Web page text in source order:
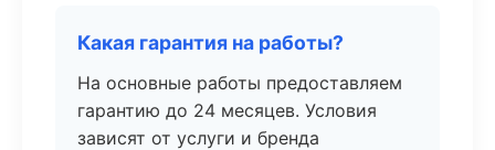
Какая гарантия на работы?
На основные работы предоставляем
гарантию до 24 месяцев. Условия
зависят от услуги и бренда